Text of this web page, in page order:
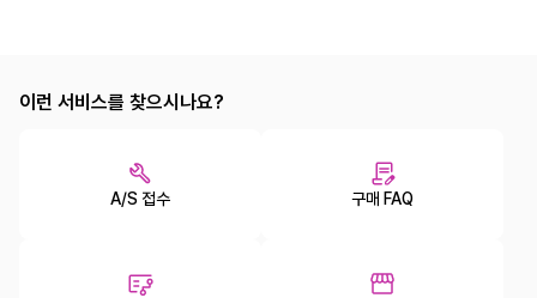
이런 서비스를 찾으시나요?
A/S 접수 구매 FAQ